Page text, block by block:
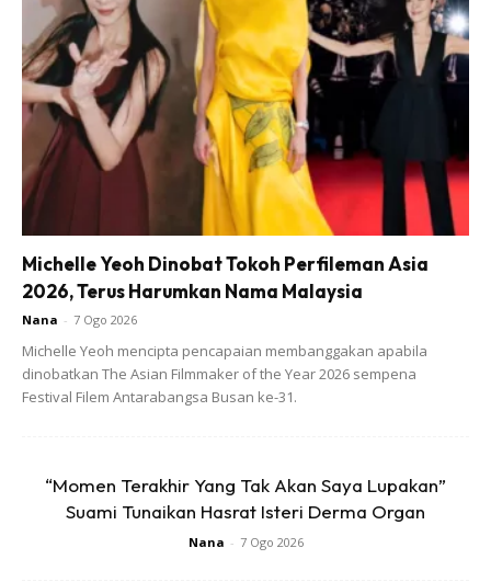
Sarah juga sempat menitipkan pesanan kepada anaknya
agar terus berusaha bukan sahaja dalam akademik, tetapi
juga dalam kehidupan secara keseluruhan.
Ads
Michelle Yeoh Dinobat Tokoh Perfileman Asia
2026, Terus Harumkan Nama Malaysia
Nana - 7 Ogo 2026
Michelle Yeoh mencipta pencapaian membanggakan apabila
dinobatkan The Asian Filmmaker of the Year 2026 sempena
Festival Filem Antarabangsa Busan ke-31.
“Momen Terakhir Yang Tak Akan Saya Lupakan”
Suami Tunaikan Hasrat Isteri Derma Organ
Nana - 7 Ogo 2026